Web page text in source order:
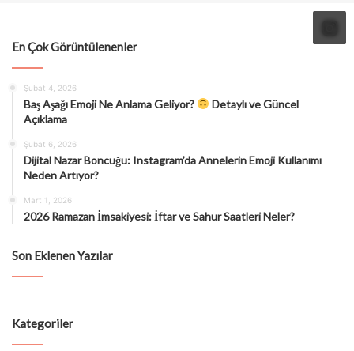
En Çok Görüntülenenler
Şubat 4, 2026
Baş Aşağı Emoji Ne Anlama Geliyor?
Detaylı ve Güncel
Açıklama
Şubat 6, 2026
Dijital Nazar Boncuğu: Instagram’da Annelerin Emoji Kullanımı
Neden Artıyor?
Mart 1, 2026
2026 Ramazan İmsakiyesi: İftar ve Sahur Saatleri Neler?
Son Eklenen Yazılar
Kategoriler